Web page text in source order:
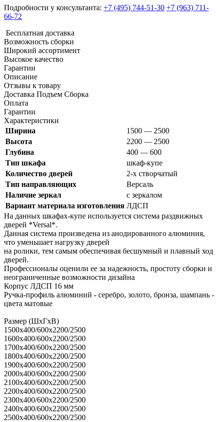
Подробности у консультанта: +7 (495) 744-51-30 +7 (963) 711-
66-72
Бесплатная доставка
Возможность сборки
Широкий ассортимент
Высокое качество
Гарантии
Описание
Отзывы к товару
Доставка Подъем Сборка
Оплата
Гарантии
Характеристики
Ширина
1500 — 2500
Высота
2200 — 2500
Глубина
400 — 600
Тип шкафа
шкаф-купе
Количество дверей
2-х створчатый
Тип направляющих
Версаль
Наличие зеркал
с зеркалом
Вариант материала изготовления ЛДСП
На данных шкафах-купе используется система раздвижных
дверей *Versal*.
Данная система произведена из анодированного алюминия,
что уменьшает нагрузку дверей
на ролики, тем самым обеспечивая бесшумный и плавный ход
дверей.
Профессионалы оценили ее за надежность, простоту сборки и
неограниченные возможности дизайна
Корпус ЛДСП 16 мм
Ручка-профиль алюминий - серебро, золото, бронза, шампань -
цвета матовые
Размер (ШхГхВ)
1500х400/600х2200/2500
1600х400/600х2200/2500
1700х400/600х2200/2500
1800х400/600х2200/2500
1900х400/600х2200/2500
2000х400/600х2200/2500
2100х400/600х2200/2500
2200х400/600х2200/2500
2300х400/600х2200/2500
2400х400/600х2200/2500
2500х400/600х2200/2500